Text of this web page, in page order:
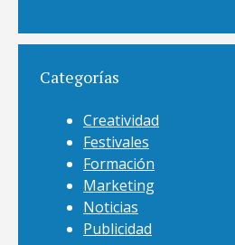
Categorías
Creatividad
Festivales
Formación
Marketing
Noticias
Publicidad